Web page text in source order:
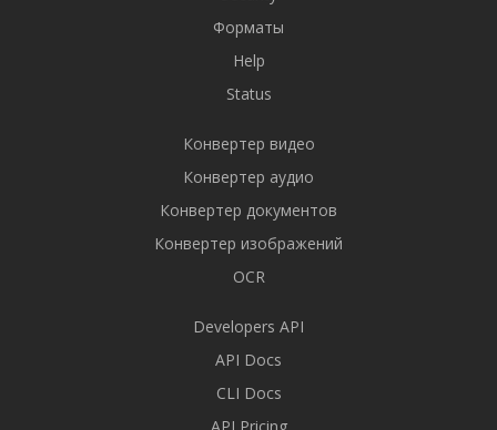
Форматы
Help
Status
Конвертер видео
Конвертер аудио
Конвертер документов
Конвертер изображений
OCR
Developers API
API Docs
CLI Docs